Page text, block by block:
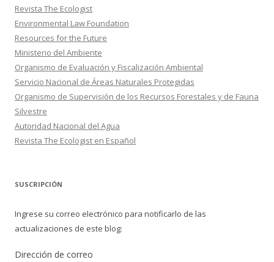
Revista The Ecologist
Environmental Law Foundation
Resources for the Future
Ministerio del Ambiente
Organismo de Evaluación y Fiscalización Ambiental
Servicio Nacional de Áreas Naturales Protegidas
Organismo de Supervisión de los Recursos Forestales y de Fauna
Silvestre
Autoridad Nacional del Agua
Revista The Ecologist en Español
SUSCRIPCIÓN
Ingrese su correo electrónico para notificarlo de las
actualizaciones de este blog:
Dirección de correo